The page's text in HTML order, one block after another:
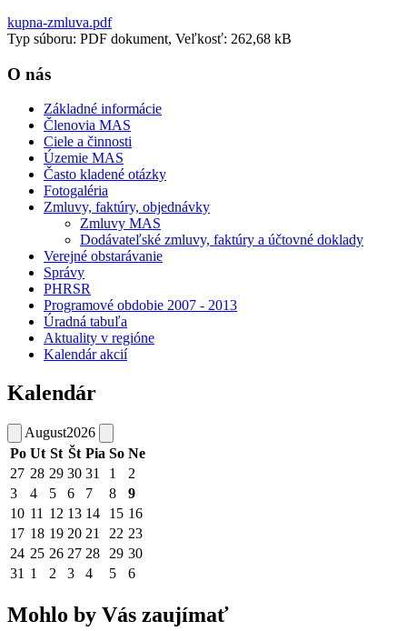
kupna-zmluva.pdf
Typ súboru: PDF dokument, Veľkosť: 262,68 kB
O nás
Základné informácie
Členovia MAS
Ciele a činnosti
Územie MAS
Často kladené otázky
Fotogaléria
Zmluvy, faktúry, objednávky
Zmluvy MAS
Dodávateľské zmluvy, faktúry a účtovné doklady
Verejné obstarávanie
Správy
PHRSR
Programové obdobie 2007 - 2013
Úradná tabuľa
Aktuality v regióne
Kalendár akcií
Kalendár
August2026
Po Ut St Št Pia So Ne
27 28 29 30 31 1
2
3
4 5 6 7 8
9
10 11 12 13 14 15 16
17 18 19 20 21 22 23
24 25 26 27 28 29 30
31 1 2 3 4 5 6
Mohlo by Vás zaujímať